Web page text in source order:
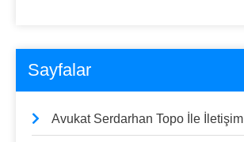
Sayfalar
Avukat Serdarhan Topo İle İletişim